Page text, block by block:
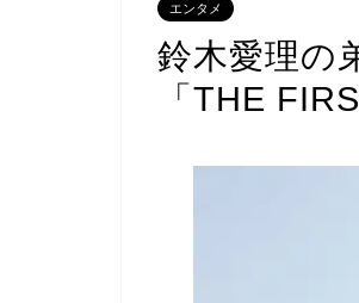
エンタメ
鈴木愛理の
「THE